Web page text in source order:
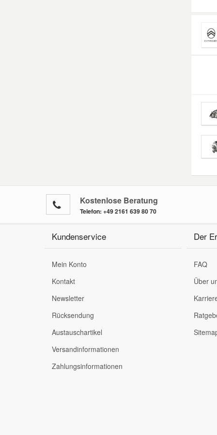
Kostenlose Beratung
Telefon: +49 2161 639 80 70
Kundenservice
Mein Konto
Kontakt
Newsletter
Rücksendung
Austauschartikel
Versandinformationen
Zahlungsinformationen
Der
FAQ
Über